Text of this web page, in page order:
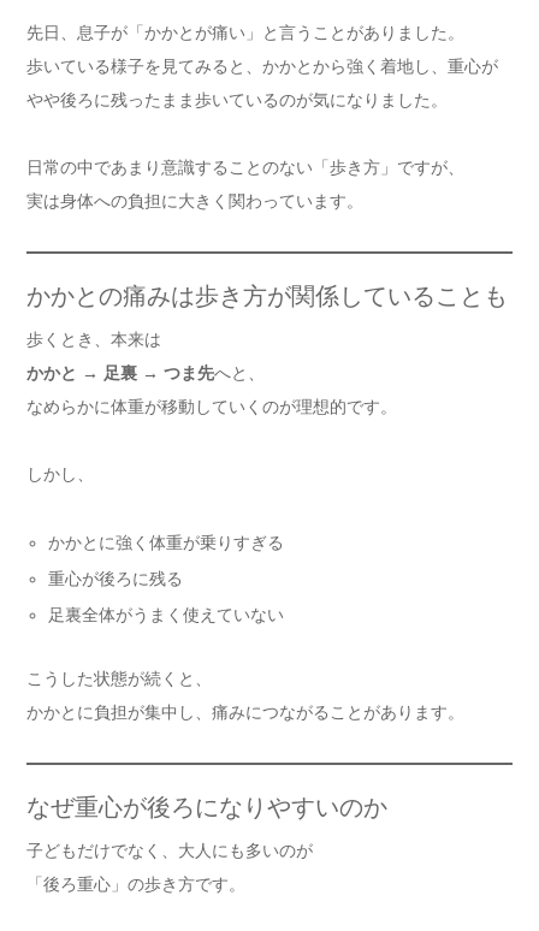
先日、息子が「かかとが痛い」と言うことがありました。
歩いている様子を見てみると、かかとから強く着地し、重心が
やや後ろに残ったまま歩いているのが気になりました。
日常の中であまり意識することのない「歩き方」ですが、
実は身体への負担に大きく関わっています。
かかとの痛みは歩き方が関係していることも
歩くとき、本来は
かかと → 足裏 → つま先へと、
なめらかに体重が移動していくのが理想的です。
しかし、
かかとに強く体重が乗りすぎる
重心が後ろに残る
足裏全体がうまく使えていない
こうした状態が続くと、
かかとに負担が集中し、痛みにつながることがあります。
なぜ重心が後ろになりやすいのか
子どもだけでなく、大人にも多いのが
「後ろ重心」の歩き方です。